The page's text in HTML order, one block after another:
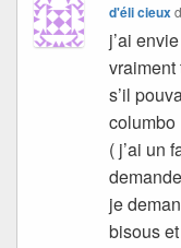
d'éli cieux
j’ai
vraiment
s’il
columbo
( j’ai un
je
bisous